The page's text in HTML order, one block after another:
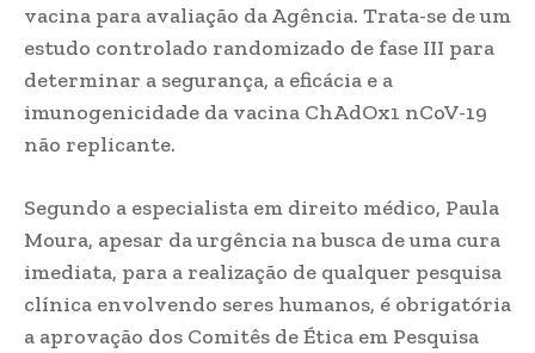
vacina para avaliação da Agência. Trata-se de um
estudo controlado randomizado de fase III para
determinar a segurança, a eficácia e a
imunogenicidade da vacina ChAdOx1 nCoV-19
não replicante.
Segundo a especialista em direito médico, Paula
Moura, apesar da urgência na busca de uma cura
imediata, para a realização de qualquer pesquisa
clínica envolvendo seres humanos, é obrigatória
a aprovação dos Comitês de Ética em Pesquisa